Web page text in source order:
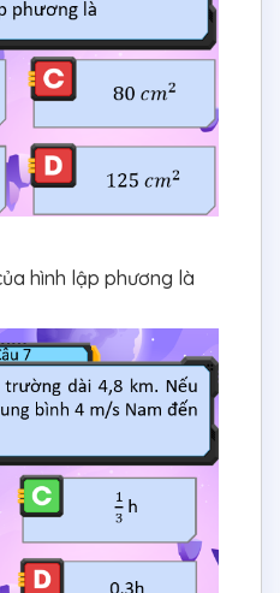
hình lập phương là